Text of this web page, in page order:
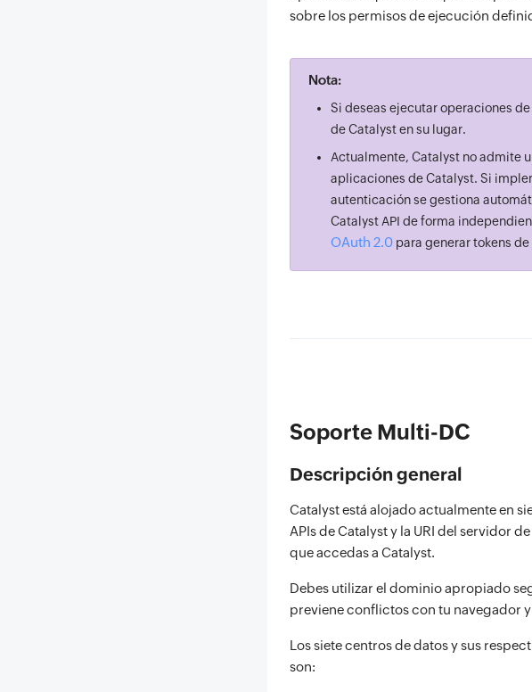
sobre los permisos de ejecución
Nota:
Si deseas ejecutar operaciones
de Catalyst en su lugar.
Actualmente, Catalyst no admite
aplicaciones de Catalyst. Si
autenticación se gestiona
Catalyst API de forma
OAuth 2.0 para generar tokens
Soporte Multi-DC
Descripción general
Catalyst está alojado actualmente en
APIs de Catalyst y la URI del servidor
que accedas a Catalyst.
Debes utilizar el dominio apropiado
previene conflictos con tu navegador
Los siete centros de datos y sus
son: